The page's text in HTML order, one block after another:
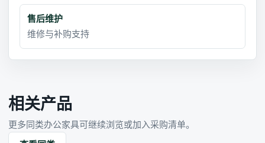
售后维护
维修与补购支持
相关产品
更多同类办公家具可继续浏览或加入采购清单。